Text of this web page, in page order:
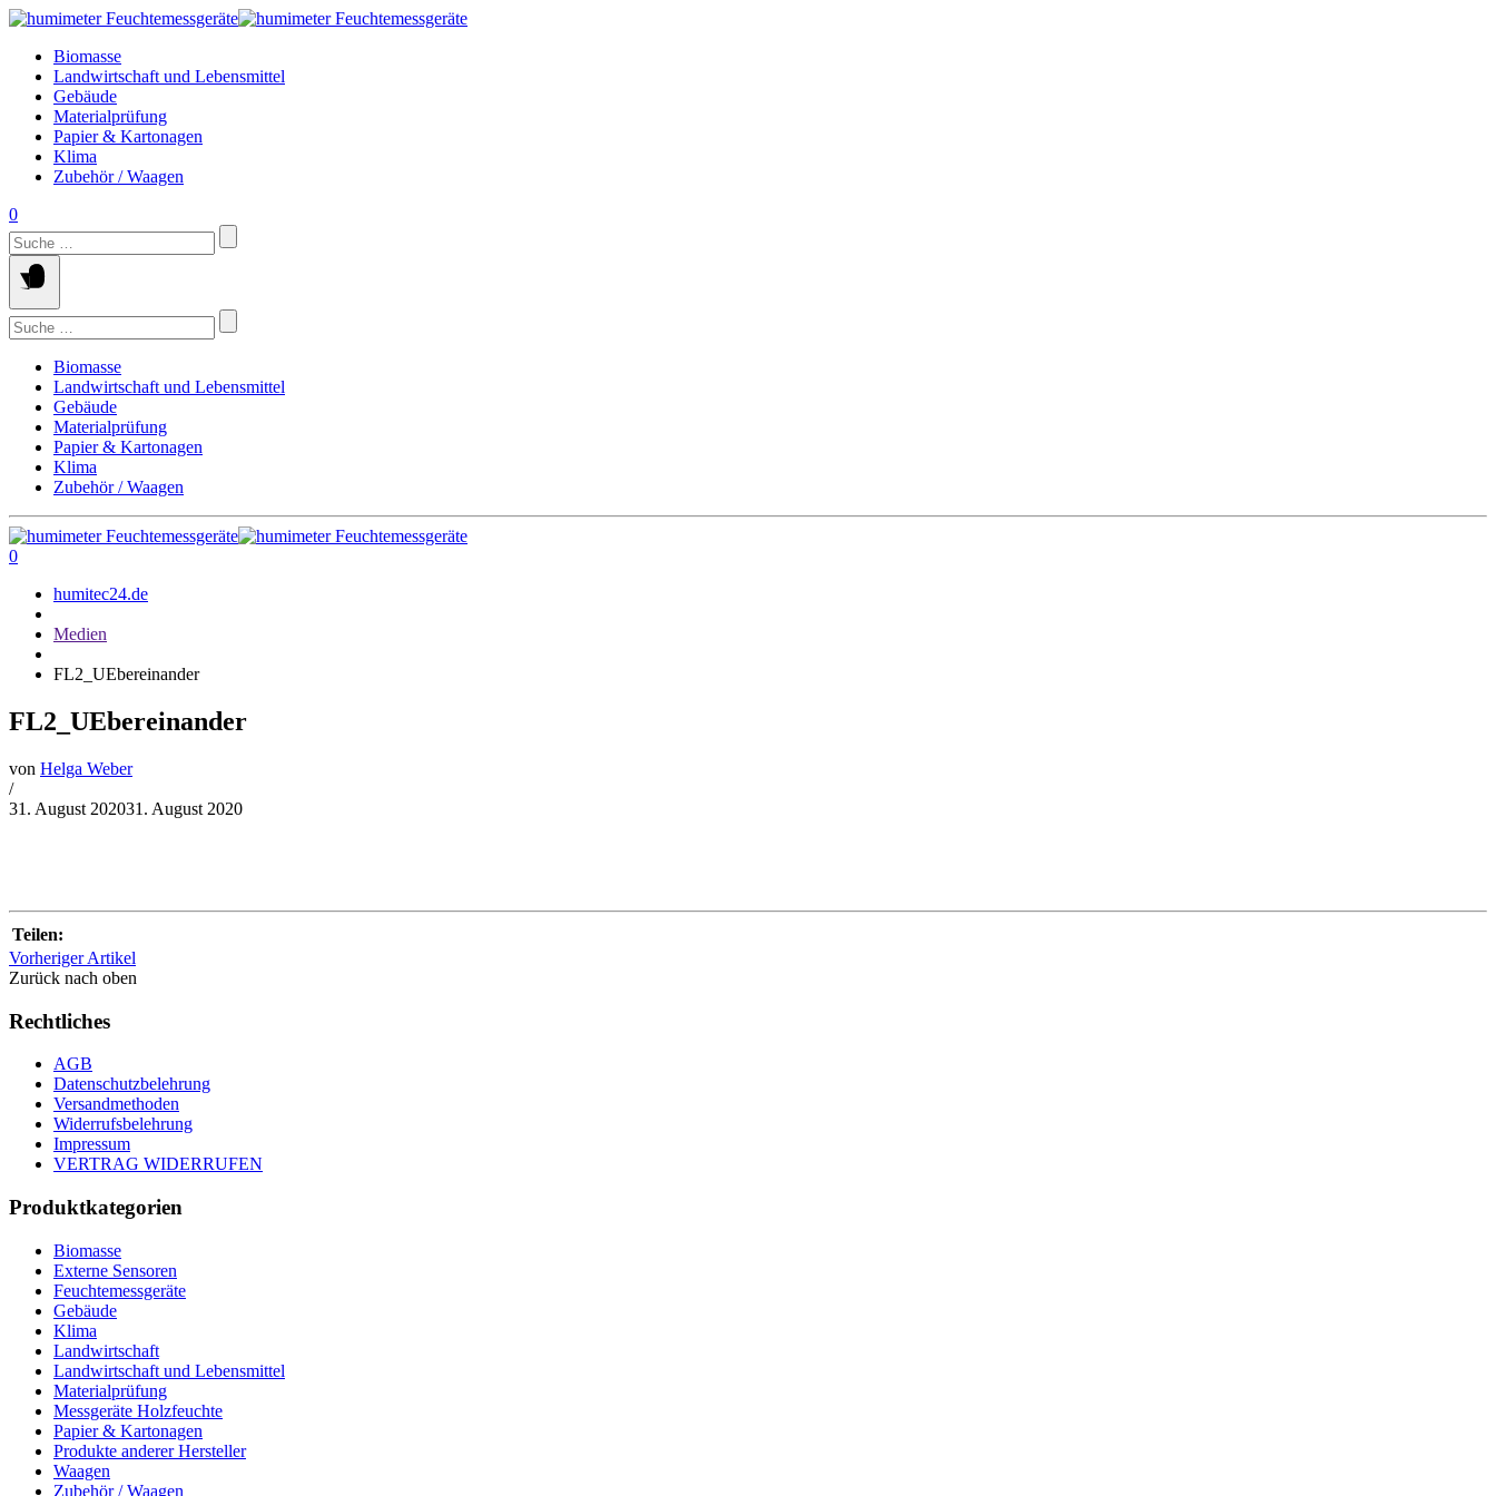
Springe
Inhalt
Biomasse
Landwirtschaft und Lebensmittel
Gebäude
Materialprüfung
Papier & Kartonagen
Klima
Zubehör / Waagen
0
Suchen
nach:
Suchen
nach:
Biomasse
Landwirtschaft und Lebensmittel
Gebäude
Materialprüfung
Papier & Kartonagen
Klima
Zubehör / Waagen
0
humitec24.de
Medien
FL2_UEbereinander
FL2_UEbereinander
von Helga Weber
/
31. August 202031. August 2020
Teilen:
Vorheriger Artikel
Zurück nach oben
Rechtliches
AGB
Datenschutzbelehrung
Versandmethoden
Widerrufsbelehrung
Impressum
VERTRAG WIDERRUFEN
Produktkategorien
Biomasse
Externe Sensoren
Feuchtemessgeräte
Gebäude
Klima
Landwirtschaft
Landwirtschaft und Lebensmittel
Materialprüfung
Messgeräte Holzfeuchte
Papier & Kartonagen
Produkte anderer Hersteller
Waagen
Zubehör / Waagen